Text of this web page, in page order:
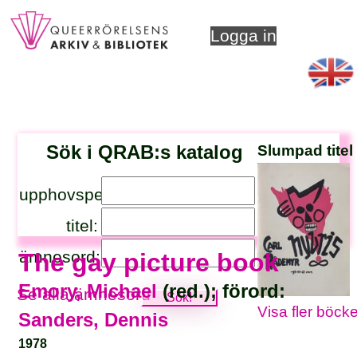
Logga in
Sök i QRAB:s katalog
upphovsperson:
titel:
ämnesord:
Se alla ämnesord
Slumpad titel
Visa fler
The gay picture book
Emory, Michael(red.); förord:
Sanders, Dennis
1978